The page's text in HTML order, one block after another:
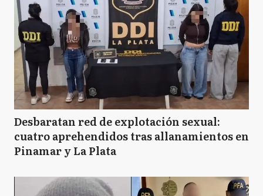
Desbaratan red de explotación sexual:
cuatro aprehendidos tras allanamientos en
Pinamar y La Plata